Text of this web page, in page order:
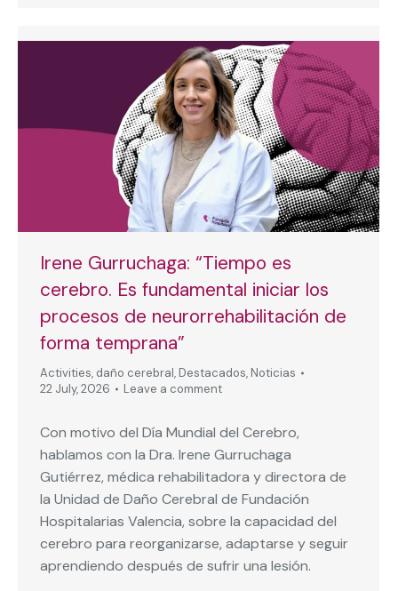
Irene Gurruchaga: “Tiempo es
cerebro. Es fundamental iniciar los
procesos de neurorrehabilitación de
forma temprana”
Activities, daño cerebral, Destacados, Noticias
22 July, 2026
Leave a comment
Con motivo del Día Mundial del Cerebro,
hablamos con la Dra. Irene Gurruchaga
Gutiérrez, médica rehabilitadora y directora de
la Unidad de Daño Cerebral de Fundación
Hospitalarias Valencia, sobre la capacidad del
cerebro para reorganizarse, adaptarse y seguir
aprendiendo después de sufrir una lesión.